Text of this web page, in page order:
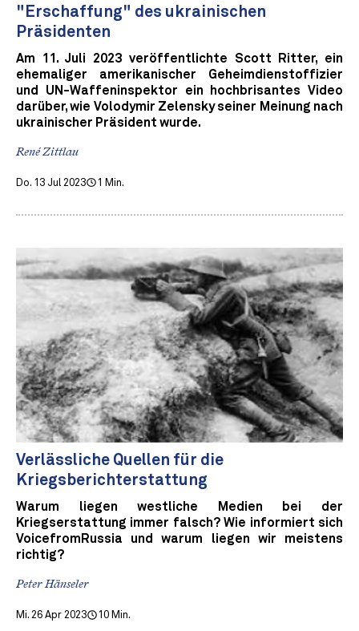
"Erschaffung" des ukrainischen
Präsidenten
Am 11. Juli 2023 veröffentlichte Scott Ritter, ein
ehemaliger amerikanischer Geheimdienstoffizier
und UN-Waffeninspektor ein hochbrisantes Video
darüber, wie Volodymir Zelensky seiner Meinung nach
ukrainischer Präsident wurde.
René Zittlau
Do. 13 Jul 2023 1 Min.
Verlässliche Quellen für die
Kriegsberichterstattung
Warum liegen westliche Medien bei der
Kriegserstattung immer falsch? Wie informiert sich
VoicefromRussia und warum liegen wir meistens
richtig?
Peter Hänseler
Mi. 26 Apr 2023 10 Min.